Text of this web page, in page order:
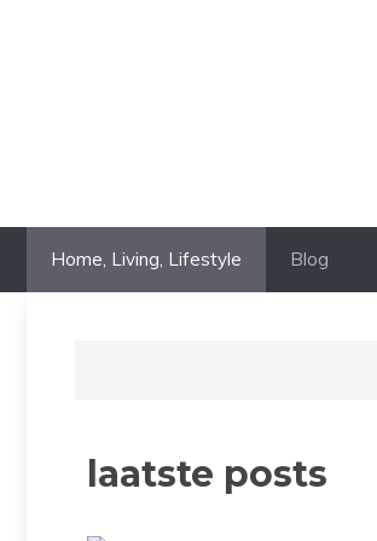
Home, Living, Lifestyle Blog
laatste posts